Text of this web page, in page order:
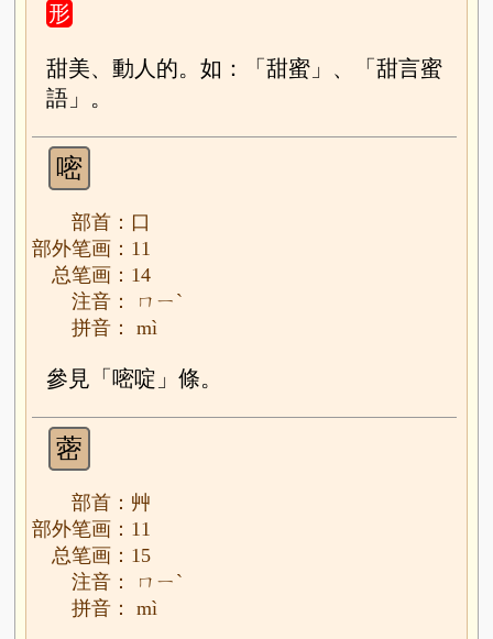
形
甜美、動人的。如：「甜蜜」、「甜言蜜
語」。
嘧
部首：口
部外笔画：11
总笔画：14
注音： ㄇㄧˋ
拼音： mì
參見「嘧啶」條。
蔤
部首：艸
部外笔画：11
总笔画：15
注音： ㄇㄧˋ
拼音： mì